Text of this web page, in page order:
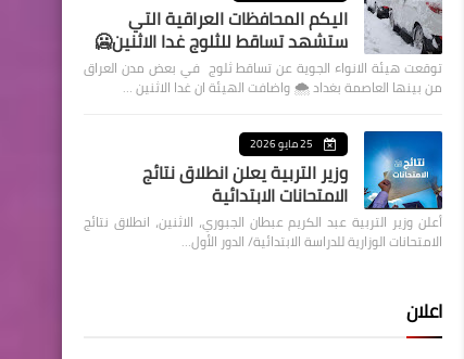
اليكم المحافظات العراقية التي
ستشهد تساقط للثلوج غدا الاثنين🥶
توقعت هيئة الانواء الجوية عن تساقط ثلوج في بعض مدن العراق
من بينها العاصمة بغداد ⁦🌨️⁩ واضافت الهيئة ان غدا الاثنين …
25 مايو 2026
وزير التربية يعلن انطلاق نتائج
الامتحانات الابتدائية
أعلن وزير التربية عبد الكريم عبطان الجبوري، الاثنين، انطلاق نتائج
الامتحانات الوزارية للدراسة الابتدائية/ الدور الأول…
اعلان